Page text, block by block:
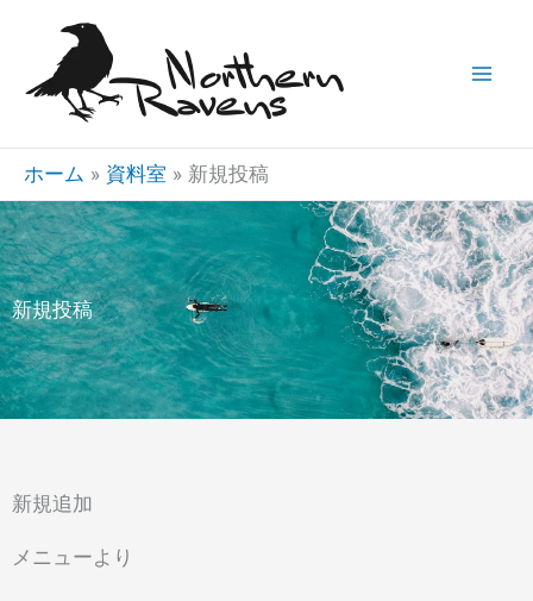
キ
プ
ホーム 資料室 新規投稿
新規投稿
新規追加
メニューより